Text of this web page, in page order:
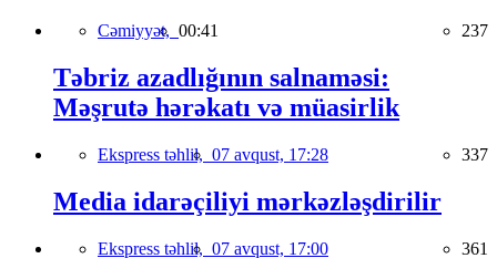
Cəmiyyət, 00:41 237
Təbriz azadlığının salnaməsi:
Məşrutə hərəkatı və müasirlik
Ekspress təhlil, 07 avqust, 17:28 337
Media idarəçiliyi mərkəzləşdirilir
Ekspress təhlil, 07 avqust, 17:00 361